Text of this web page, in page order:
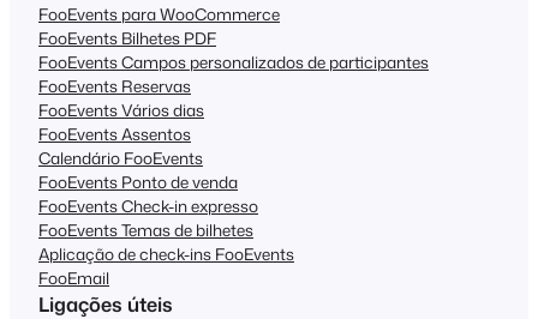
FooEvents para WooCommerce
FooEvents Bilhetes PDF
FooEvents Campos personalizados de participantes
FooEvents Reservas
FooEvents Vários dias
FooEvents Assentos
Calendário FooEvents
FooEvents Ponto de venda
FooEvents Check-in expresso
FooEvents Temas de bilhetes
Aplicação de check-ins FooEvents
FooEmail
Ligações úteis